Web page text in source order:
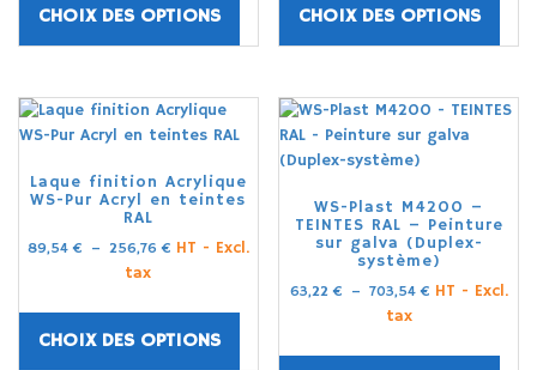
CHOIX DES OPTIONS CHOIX DES OPTIONS
Laque finition Acrylique
WS-Pur Acryl en teintes
RAL
89,54 € – 256,76 € HT - Excl.
tax
CHOIX DES OPTIONS
WS-Plast M4200 –
TEINTES RAL – Peinture
sur galva (Duplex-
système)
63,22 € – 703,54 € HT - Excl.
tax